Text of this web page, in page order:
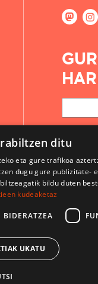
Django
ditu
eta gure trafikoa
dugu gure publizitate-
bildu duten
kudeaketaz
BIDERATZEA
UKATU